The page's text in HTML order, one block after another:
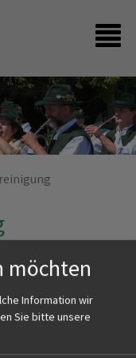
möchten
Information wir
Sie bitte unsere